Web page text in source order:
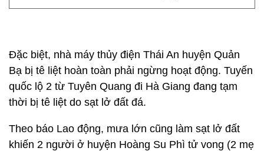
Đặc biệt, nhà máy thủy điện Thái An huyện Quản
Bạ bị tê liệt hoàn toàn phải ngừng hoạt động. Tuyến
quốc lộ 2 từ Tuyên Quang đi Hà Giang đang tạm
thời bị tê liệt do sạt lở đất đá.
Theo báo Lao động, mưa lớn cũng làm sạt lở đất
khiến 2 người ở huyện Hoàng Su Phì tử vong (2 mẹ